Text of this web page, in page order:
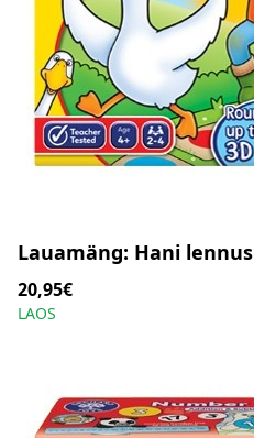
Lauamäng: Hani lennus
20,95€
LAOS